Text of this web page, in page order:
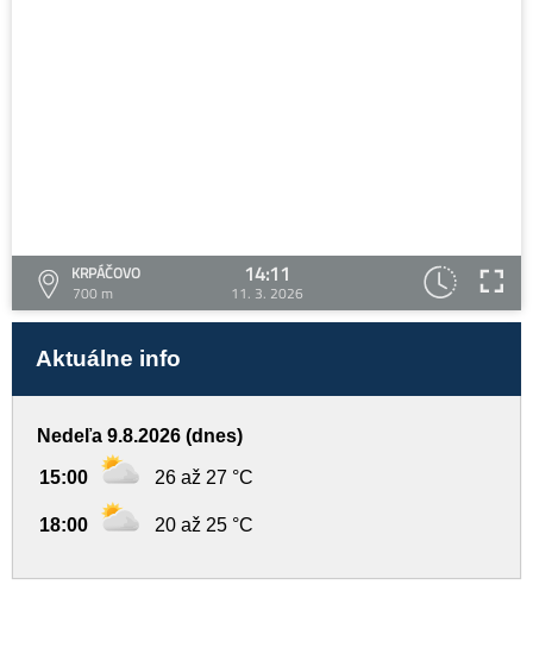
KRPÁČOVO
700 m
14:11
11. 3. 2026
Aktuálne info
Nedeľa 9.8.2026 (dnes)
15:00 26 až 27 °C
18:00 20 až 25 °C